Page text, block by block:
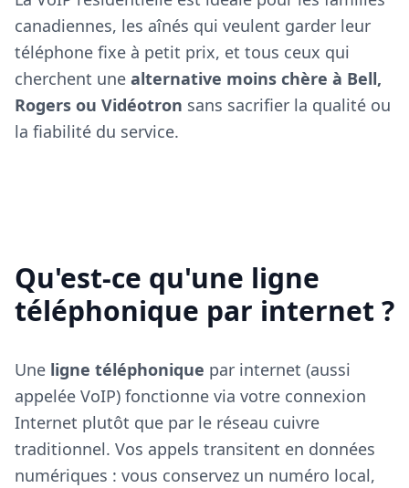
canadiennes, les aînés qui veulent garder leur
téléphone fixe à petit prix, et tous ceux qui
cherchent une alternative moins chère à Bell,
Rogers ou Vidéotron sans sacrifier la qualité ou
la fiabilité du service.
Qu'est-ce qu'une ligne
téléphonique par internet ?
Une ligne téléphonique par internet (aussi
appelée VoIP) fonctionne via votre connexion
Internet plutôt que par le réseau cuivre
traditionnel. Vos appels transitent en données
numériques : vous conservez un numéro local,